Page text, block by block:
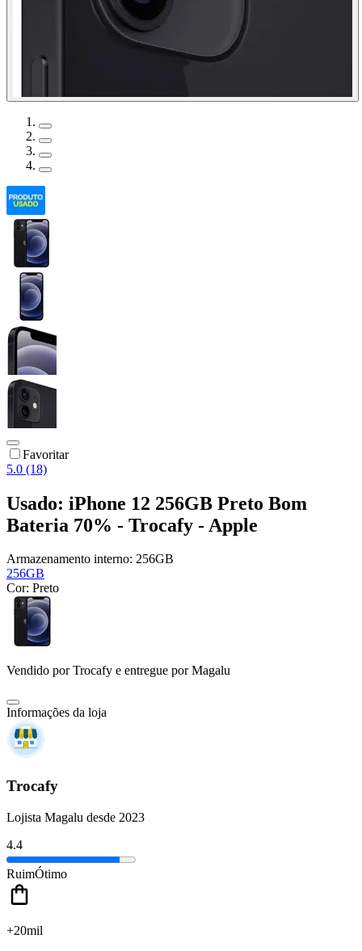
Favoritar
5.0 (18)
Usado: iPhone 12 256GB Preto Bom
Bateria 70% - Trocafy - Apple
Armazenamento interno: 256GB
256GB
Cor: Preto
Vendido porTrocafy e entregue por Magalu
Informações da loja
Trocafy
Lojista Magalu desde 2023
4.4
RuimÓtimo
+20mil